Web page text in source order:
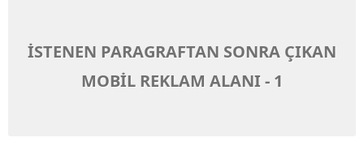
İSTENEN PARAGRAFTAN SONRA ÇIKAN
MOBİL REKLAM ALANI - 1